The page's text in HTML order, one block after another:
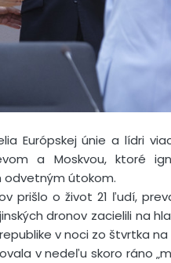
Európskej únie a lídri
a Moskvou, ktoré
odvetným útokom.
prišlo o život 21 ľudí,
dronov zacielili na
v noci zo štvrtka
v nedeľu skoro ráno